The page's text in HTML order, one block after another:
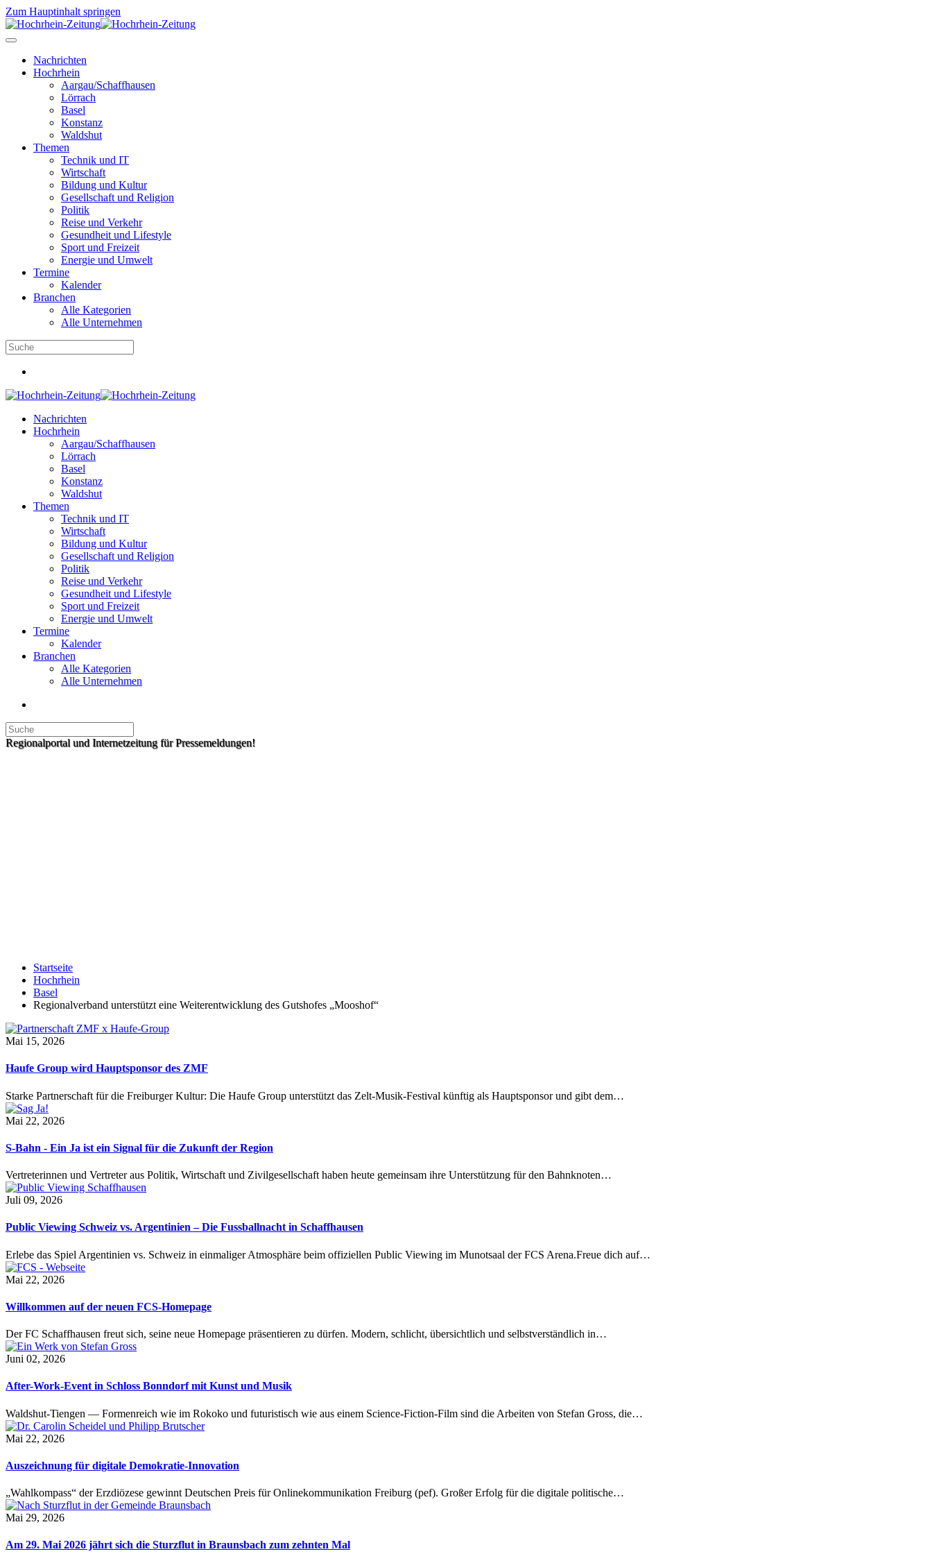
Zum Hauptinhalt springen
Nachrichten
Hochrhein
Aargau/Schaffhausen
Lörrach
Basel
Konstanz
Waldshut
Themen
Technik und IT
Wirtschaft
Bildung und Kultur
Gesellschaft und Religion
Politik
Reise und Verkehr
Gesundheit und Lifestyle
Sport und Freizeit
Energie und Umwelt
Termine
Kalender
Branchen
Alle Kategorien
Alle Unternehmen
Nachrichten
Hochrhein
Aargau/Schaffhausen
Lörrach
Basel
Konstanz
Waldshut
Themen
Technik und IT
Wirtschaft
Bildung und Kultur
Gesellschaft und Religion
Politik
Reise und Verkehr
Gesundheit und Lifestyle
Sport und Freizeit
Energie und Umwelt
Termine
Kalender
Branchen
Alle Kategorien
Alle Unternehmen
Regionalportal und Internetzeitung für Pressemeldungen!
Startseite
Hochrhein
Basel
Regionalverband unterstützt eine Weiterentwicklung des Gutshofes „Mooshof“
Mai 15, 2026
Haufe Group wird Hauptsponsor des ZMF
Starke Partnerschaft für die Freiburger Kultur: Die Haufe Group unterstützt das Zelt-Musik-Festival künftig als Hauptsponsor und gibt dem…
Mai 22, 2026
S-Bahn - Ein Ja ist ein Signal für die Zukunft der Region
Vertreterinnen und Vertreter aus Politik, Wirtschaft und Zivilgesellschaft haben heute gemeinsam ihre Unterstützung für den Bahnknoten…
Juli 09, 2026
Public Viewing Schweiz vs. Argentinien – Die Fussballnacht in Schaffhausen
Erlebe das Spiel Argentinien vs. Schweiz in einmaliger Atmosphäre beim offiziellen Public Viewing im Munotsaal der FCS Arena.Freue dich auf…
Mai 22, 2026
Willkommen auf der neuen FCS-Homepage
Der FC Schaffhausen freut sich, seine neue Homepage präsentieren zu dürfen. Modern, schlicht, übersichtlich und selbstverständlich in…
Juni 02, 2026
After-Work-Event in Schloss Bonndorf mit Kunst und Musik
Waldshut-Tiengen — Formenreich wie im Rokoko und futuristisch wie aus einem Science-Fiction-Film sind die Arbeiten von Stefan Gross, die…
Mai 22, 2026
Auszeichnung für digitale Demokratie-Innovation
„Wahlkompass“ der Erzdiözese gewinnt Deutschen Preis für Onlinekommunikation Freiburg (pef). Großer Erfolg für die digitale politische…
Mai 29, 2026
Am 29. Mai 2026 jährt sich die Sturzflut in Braunsbach zum zehnten Mal